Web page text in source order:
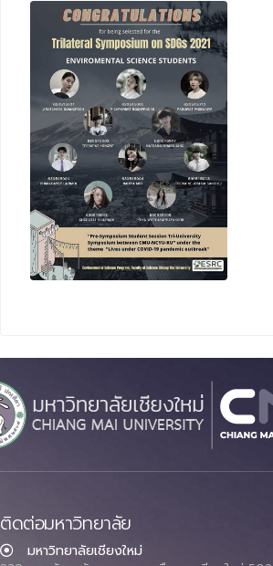
ติดต่อมหาวิทยาลัย
มหาวิทยาลัยเชียงใหม่